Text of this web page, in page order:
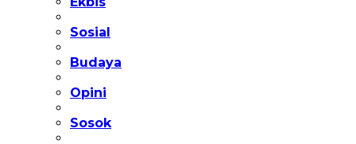
Sosial
Budaya
Opini
Sosok